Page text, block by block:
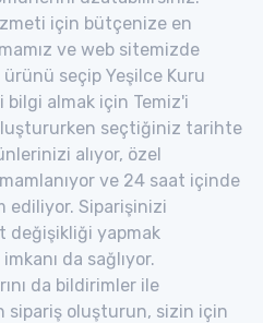
için bütçenize en
ve web sitemizde
seçip Yeşilce Kuru
bilgi almak için Temiz'i
seçtiğiniz tarihte
alıyor, özel
ve 24 saat içinde
ediliyor. Siparişinizi
değişikliği yapmak
da sağlıyor.
da bildirimler ile
sipariş oluşturun, sizin için